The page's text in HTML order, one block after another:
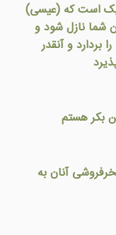
است که (عیسی)
شما نازل شود و
و آنقدر
بکر هستم
آنان به